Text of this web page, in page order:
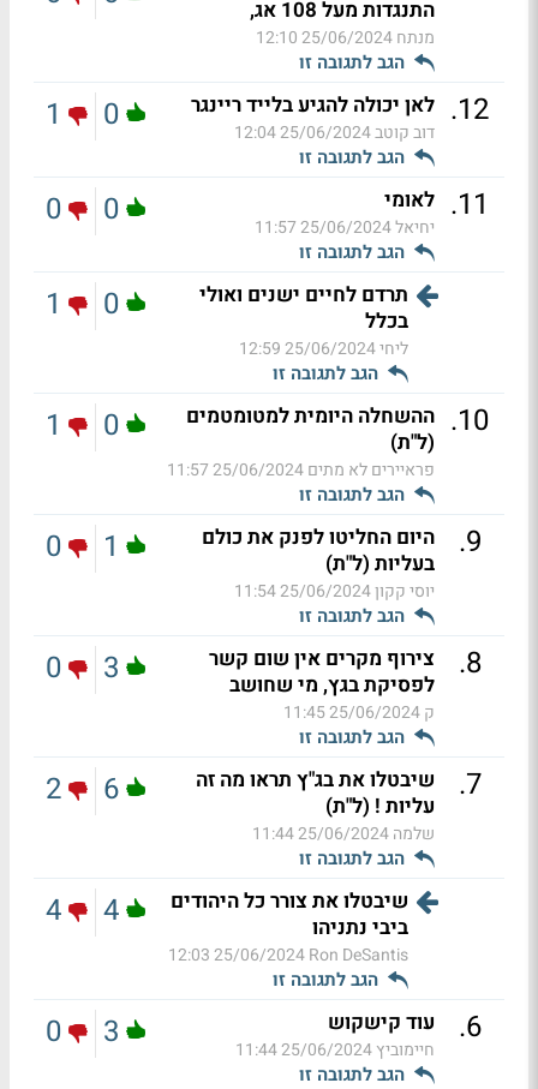
התנגדות מעל 108 אג,
מנתח25/06/2024 12:10
הגב לתגובה זו
12
. לאן יכולה להגיע בלייד ריינגר
דוב קוטב25/06/2024 12:04
הגב לתגובה זו
0
1
11
. לאומי
יחיאל25/06/2024 11:57
הגב לתגובה זו
0
0
תרדם לחיים ישנים ואולי
בכלל
ליחי25/06/2024 12:59
הגב לתגובה זו
0
1
10
. ההשחלה היומית למטומטמים
(ל"ת)
פראיירים לא מתים25/06/2024 11:57
הגב לתגובה זו
0
1
9
.
היום החליטו לפנק את כולם
בעליות (ל"ת)
יוסי קקון25/06/2024 11:54
הגב לתגובה זו
1
0
8
.
צירוף מקרים אין שום קשר
לפסיקת בגץ, מי שחושב
ק25/06/2024 11:45
הגב לתגובה זו
3
0
7
.
שיבטלו את בג"ץ תראו מה זה
עליות ! (ל"ת)
שלמה25/06/2024 11:44
הגב לתגובה זו
6
2
שיבטלו את צורר כל היהודים
ביבי נתניהו
Ron DeSantis
25/06/2024 12:03
הגב לתגובה זו
4
4
6
. עוד קישקוש
חיימוביץ25/06/2024 11:44
הגב לתגובה זו
3
0